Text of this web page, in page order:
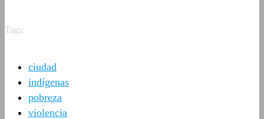
Tags:
ciudad
indígenas
pobreza
violencia